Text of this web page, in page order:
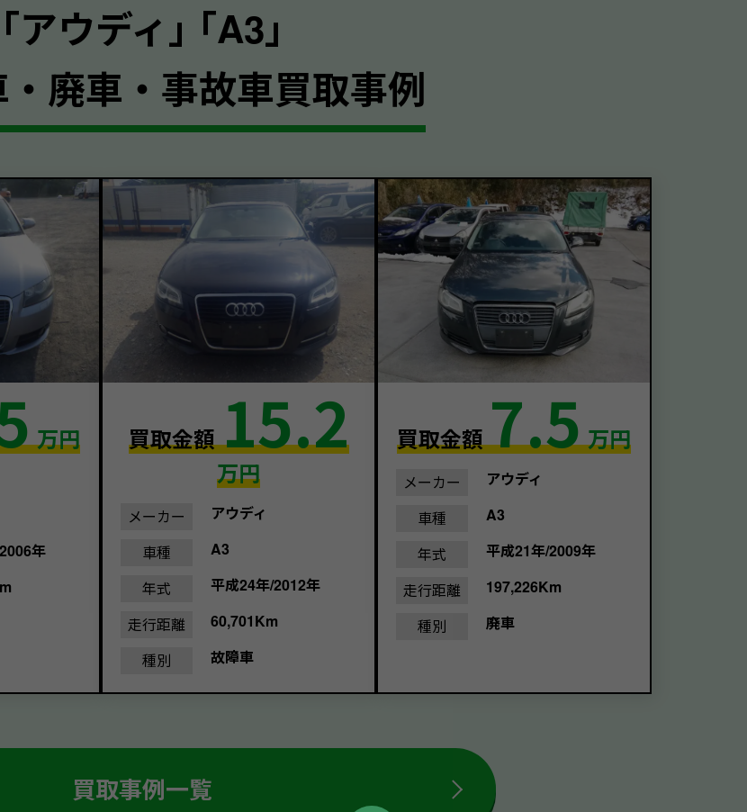
｢アウディ｣ ｢A3｣
廃車・事故車買取事例
万円
年
買取金額15.2
万円
メーカー
アウディ
車種
A3
年式
平成24年/2012年
走行距離
60,701Km
種別
故障車
買取金額7.5 万円
メーカー
アウディ
車種
A3
年式
平成21年/2009年
走行距離
197,226Km
種別
廃車
買取事例一覧